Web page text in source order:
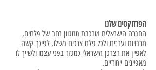
הפרדוקסים שלנו
החברה הישראלית מורכבת ממגוון רחב של פלחים,
תרבויות וערכים ולכל פלח צרכים משלו. לפיכך קשה
לאפיין את הצרכן הישראלי כמגזר בפני עצמו ולשייך לו
מאפיינים ייחודיים.